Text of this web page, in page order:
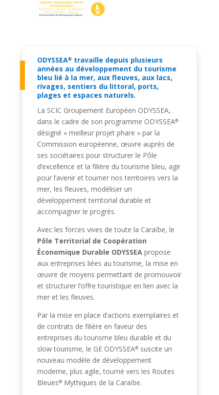
ODYSSEA® travaille depuis plusieurs
années au développement du tourisme
bleu lié à la mer, aux fleuves, aux lacs,
rivages, sentiers du littoral, ports,
plages et espaces naturels.
La SCIC Groupement Européen ODYSSEA,
dans le cadre de son programme ODYSSEA®
désigné « meilleur projet phare » par la
Commission européenne, œuvre auprès de
ses sociétaires pour structurer le Pôle
d’excellence et la filière du tourisme bleu, agir
pour l’avenir et tourner nos territoires vers la
mer, les fleuves, modéliser un
développement territorial durable et
accompagner le progrès.
Avec les forces vives de toute la Caraïbe, le
Pôle Territorial de Coopération
Économique Durable ODYSSEA propose
aux entreprises liées au tourisme, la mise en
œuvre de moyens permettant de promouvoir
et structurer l’offre touristique en lien avec la
mer et les fleuves.
Par la mise en place d’actions exemplaires et
de contrats de filière en faveur des
entreprises du tourisme bleu durable et du
slow tourisme, le GE ODYSSEA®suscite un
nouveau modèle de développement
moderne, plus agile, tourné vers les Routes
Bleues®Mythiques de la Caraïbe.